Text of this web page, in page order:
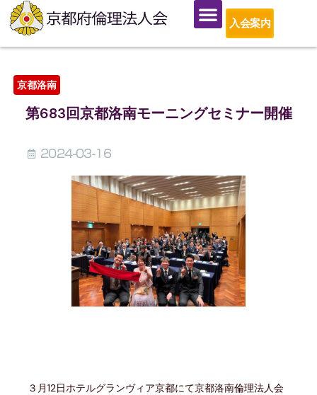
入会案内
京都洛南
第683回京都洛南モーニングセミナー開催
2024-03-16
３月12日ホテルグランヴィア京都にて京都洛南倫理法人会